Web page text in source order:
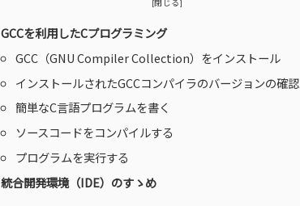
GCCを利用したCプログラミング
GCC（GNU Compiler Collection）をインストール
インストールされたGCCコンパイラのバージョンの確認
簡単なC言語プログラムを書く
ソースコードをコンパイルする
プログラムを実行する
統合開発環境（IDE）のすゝめ